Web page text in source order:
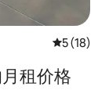
平均评分
5 (18)
租价格